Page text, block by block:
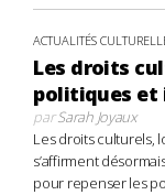
ACTUALITÉS
Les droits
politiques
parSarah Joyaux
Les droits culturels,
s’affirment
pour repenser les